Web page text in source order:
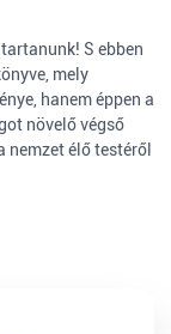
S ebben
mely
hanem éppen a
növelő végső
élő testéről